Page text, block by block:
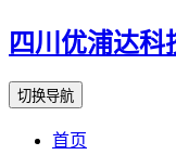
四川优浦达科
切换导航
首页